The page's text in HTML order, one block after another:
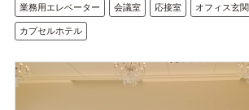
業務用エレベーター 会議室 応接室 オフィス玄関
カプセルホテル